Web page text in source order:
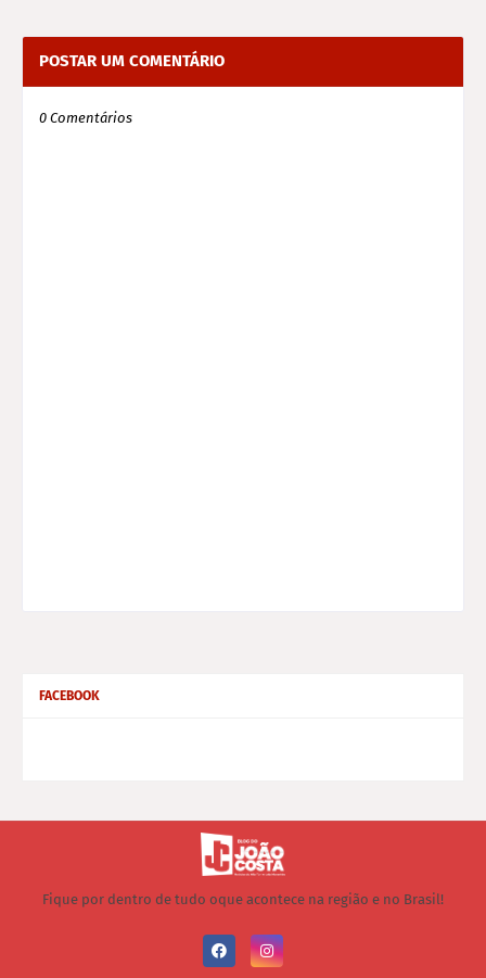
POSTAR UM COMENTÁRIO
0 Comentários
FACEBOOK
Fique por dentro de tudo oque acontece na região e no Brasil!